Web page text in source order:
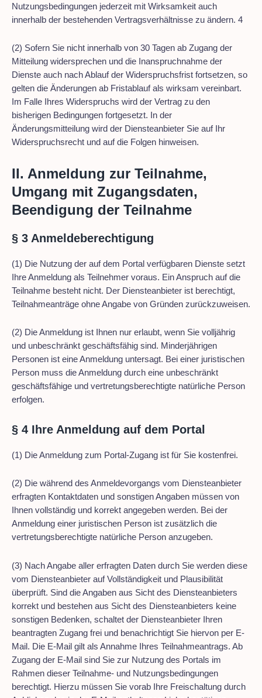
Nutzungsbedingungen jederzeit mit Wirksamkeit auch
innerhalb der bestehenden Vertragsverhältnisse zu ändern. 4
(2) Sofern Sie nicht innerhalb von 30 Tagen ab Zugang der
Mitteilung widersprechen und die Inanspruchnahme der
Dienste auch nach Ablauf der Widerspruchsfrist fortsetzen, so
gelten die Änderungen ab Fristablauf als wirksam vereinbart.
Im Falle Ihres Widerspruchs wird der Vertrag zu den
bisherigen Bedingungen fortgesetzt. In der
Änderungsmitteilung wird der Diensteanbieter Sie auf Ihr
Widerspruchsrecht und auf die Folgen hinweisen.
II. Anmeldung zur Teilnahme,
Umgang mit Zugangsdaten,
Beendigung der Teilnahme
§ 3 Anmeldeberechtigung
(1) Die Nutzung der auf dem Portal verfügbaren Dienste setzt
Ihre Anmeldung als Teilnehmer voraus. Ein Anspruch auf die
Teilnahme besteht nicht. Der Diensteanbieter ist berechtigt,
Teilnahmeanträge ohne Angabe von Gründen zurückzuweisen.
(2) Die Anmeldung ist Ihnen nur erlaubt, wenn Sie volljährig
und unbeschränkt geschäftsfähig sind. Minderjährigen
Personen ist eine Anmeldung untersagt. Bei einer juristischen
Person muss die Anmeldung durch eine unbeschränkt
geschäftsfähige und vertretungsberechtigte natürliche Person
erfolgen.
§ 4 Ihre Anmeldung auf dem Portal
(1) Die Anmeldung zum Portal-Zugang ist für Sie kostenfrei.
(2) Die während des Anmeldevorgangs vom Diensteanbieter
erfragten Kontaktdaten und sonstigen Angaben müssen von
Ihnen vollständig und korrekt angegeben werden. Bei der
Anmeldung einer juristischen Person ist zusätzlich die
vertretungsberechtigte natürliche Person anzugeben.
(3) Nach Angabe aller erfragten Daten durch Sie werden diese
vom Diensteanbieter auf Vollständigkeit und Plausibilität
überprüft. Sind die Angaben aus Sicht des Diensteanbieters
korrekt und bestehen aus Sicht des Diensteanbieters keine
sonstigen Bedenken, schaltet der Diensteanbieter Ihren
beantragten Zugang frei und benachrichtigt Sie hiervon per E-
Mail. Die E-Mail gilt als Annahme Ihres Teilnahmeantrags. Ab
Zugang der E-Mail sind Sie zur Nutzung des Portals im
Rahmen dieser Teilnahme- und Nutzungsbedingungen
berechtigt. Hierzu müssen Sie vorab Ihre Freischaltung durch